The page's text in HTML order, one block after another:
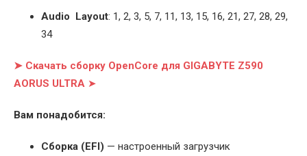
Audio Layout: 1, 2, 3, 5, 7, 11, 13, 15, 16, 21, 27, 28, 29,
34
➤ Скачать сборку OpenCore для GIGABYTE Z590
AORUS ULTRA ➤
Вам понадобится:
Cборка (EFI) — настроенный загрузчик